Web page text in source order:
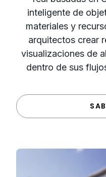
inteligente de
materiales y
arquitectos crear
visualizaciones de
dentro de sus